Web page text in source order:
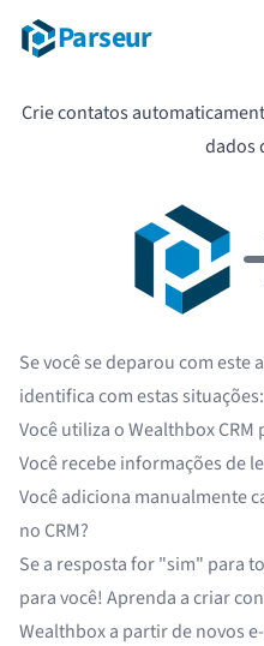
Parseur
Crie contatos
dados
Se você se deparou com este
identifica com estas situações:
Você utiliza o Wealthbox
Você recebe informações de
Você adiciona manualmente
no CRM?
Se a resposta for "sim" para
para você! Aprenda a criar
Wealthbox a partir de novos